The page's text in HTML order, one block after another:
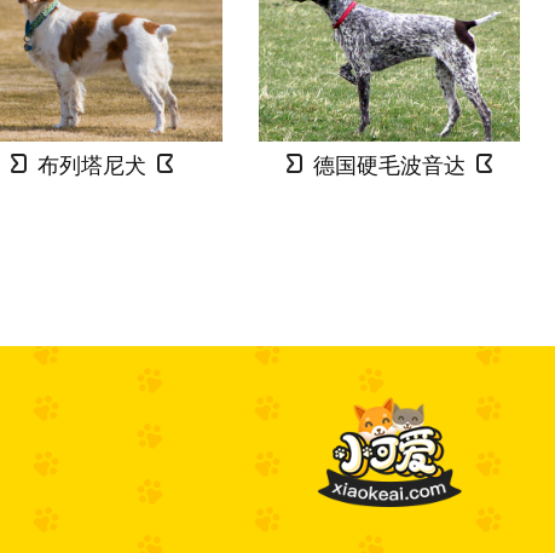
布列塔尼犬 德国硬毛波音达